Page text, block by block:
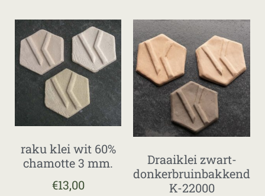
raku klei wit 60%
chamotte 3 mm.
€13,00
Draaiklei zwart-
donkerbruinbakkend
K-22000